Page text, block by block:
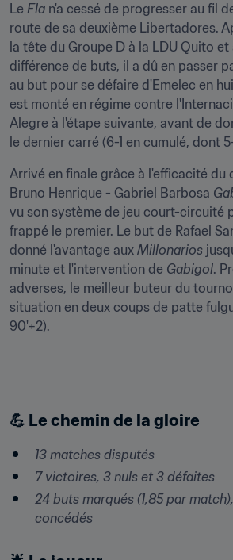
Le Fla n'a cessé de progresser au fil
route de sa deuxième Libertadores.
la tête du Groupe D à la LDU Quito et
différence de buts, il a dû en passer
au but pour se défaire d'Emelec en
est monté en régime contre
Alegre à l'étape suivante, avant de
le dernier carré (6-1 en cumulé, dont
Arrivé en finale grâce à l'efficacité du
Bruno Henrique - Gabriel Barbosa
vu son système de jeu court-circuité
frappé le premier. Le but de Rafael
donné l'avantage aux Millonarios
minute et l'intervention de Gabigol.
adverses, le meilleur buteur du
situation en deux coups de patte
90'+2).
💪 Le chemin de la gloire
13 matches disputés
7 victoires, 3 nuls et 3 défaites
24 buts marqués (1,85 par
concédés